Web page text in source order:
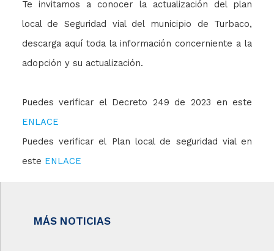
Te invitamos a conocer la actualización del plan
local de Seguridad vial del municipio de Turbaco,
descarga aquí toda la información concerniente a la
adopción y su actualización.
Puedes verificar el Decreto 249 de 2023 en este
ENLACE
Puedes verificar el Plan local de seguridad vial en
este ENLACE
MÁS NOTICIAS